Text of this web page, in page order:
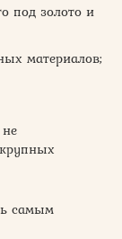
под золото и
материалов;
самым